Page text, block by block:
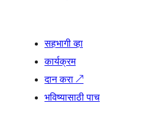
सहभागी व्हा
कार्यक्रम
दान करा ↗
भविष्यासाठी पाच